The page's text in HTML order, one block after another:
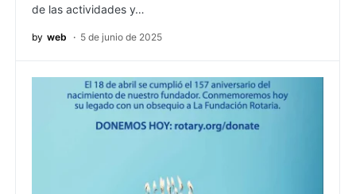
de las actividades y…
by web 5 de junio de 2025